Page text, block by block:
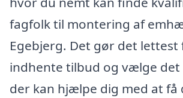
fagfolk til montering af
Egebjerg. Det gør det lettest
indhente tilbud og vælge
der kan hjælpe dig med at få